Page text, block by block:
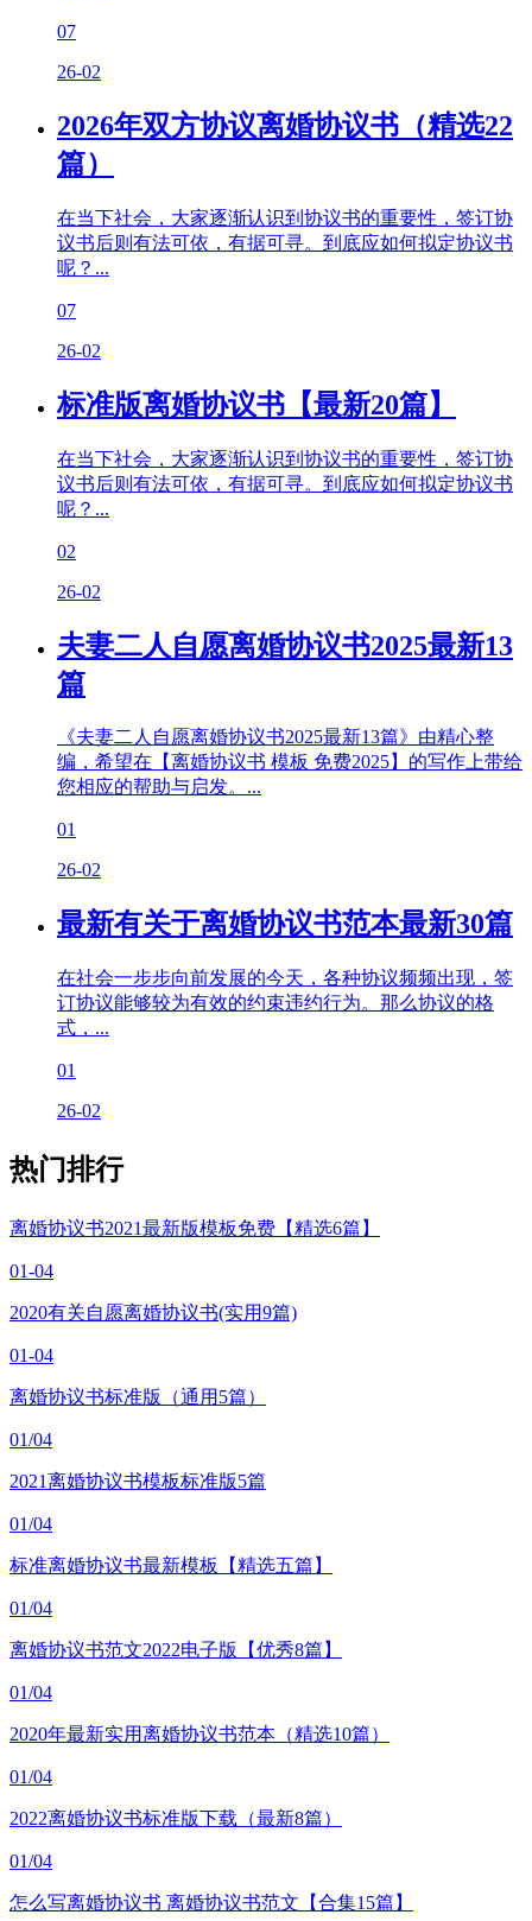
07
26-02
2026年双方协议离婚协议书（精选22
篇）
在当下社会，大家逐渐认识到协议书的重要性，签订协
议书后则有法可依，有据可寻。到底应如何拟定协议书
呢？...
07
26-02
标准版离婚协议书【最新20篇】
在当下社会，大家逐渐认识到协议书的重要性，签订协
议书后则有法可依，有据可寻。到底应如何拟定协议书
呢？...
02
26-02
夫妻二人自愿离婚协议书2025最新13
篇
《夫妻二人自愿离婚协议书2025最新13篇》由精心整
编，希望在【离婚协议书 模板 免费2025】的写作上带给
您相应的帮助与启发。...
01
26-02
最新有关于离婚协议书范本最新30篇
在社会一步步向前发展的今天，各种协议频频出现，签
订协议能够较为有效的约束违约行为。那么协议的格
式，...
01
26-02
热门排行
离婚协议书2021最新版模板免费【精选6篇】
01-04
2020有关自愿离婚协议书(实用9篇)
01-04
离婚协议书标准版（通用5篇）
01/04
2021离婚协议书模板标准版5篇
01/04
标准离婚协议书最新模板【精选五篇】
01/04
离婚协议书范文2022电子版【优秀8篇】
01/04
2020年最新实用离婚协议书范本（精选10篇）
01/04
2022离婚协议书标准版下载（最新8篇）
01/04
怎么写离婚协议书 离婚协议书范文【合集15篇】